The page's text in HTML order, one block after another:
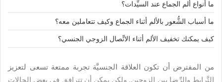
ما أنواع ألم الجماع عند السيِّدات؟
ما أسباب الشُّعور بالألم أثناء الجماع وكيف تتعاملين معه؟
كيف يمكنك تخفيف الألم أثناء الاتِّصال الزوجي الجنسي؟
من المفترض أن تكون العلاقة الجنسيَّة تجربة ممتعة تسعى لتعزيز
التَّرابط والرِّضا بين الزوجين. ولكن يمكن أن تترافق في بعض الحالات